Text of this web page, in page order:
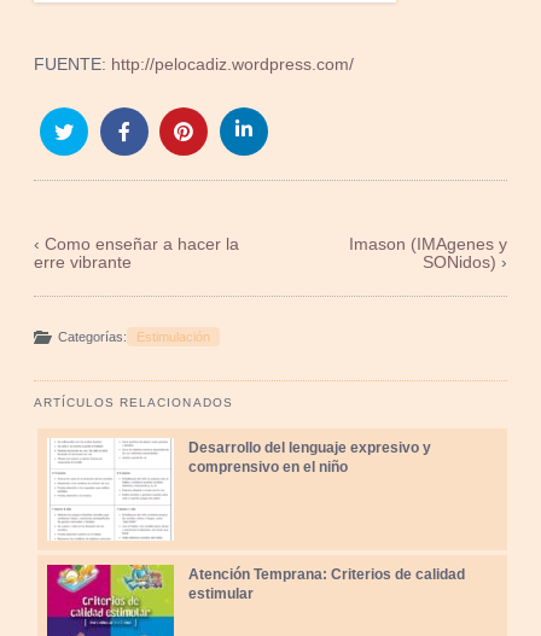
FUENTE: http://pelocadiz.wordpress.com/
‹Como enseñar a hacer la
erre vibrante
Imason (IMAgenes y
SONidos) ›
Categorías: Estimulación
ARTÍCULOS RELACIONADOS
Desarrollo del lenguaje expresivo y
comprensivo en el niño
Atención Temprana: Criterios de calidad
estimular